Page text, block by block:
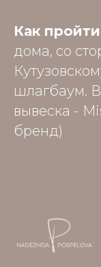
Как
дома, со
шлагбаум.
вывеска -
бренд)